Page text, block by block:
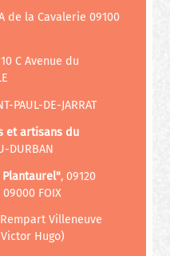
de la Cavalerie 09100
C Avenue du
PAUL-DE-JARRAT
et artisans du
DURBAN
Plantaurel", 09120
09000 FOIX
Villeneuve
Hugo)